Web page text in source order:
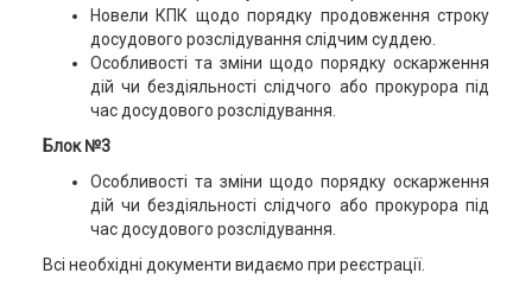
Новели КПК щодо порядку продовження строку
досудового розслідування слідчим суддею.
Особливості та зміни щодо порядку оскарження
дій чи бездіяльності слідчого або прокурора під
час досудового розслідування.
Блок №3
Особливості та зміни щодо порядку оскарження
дій чи бездіяльності слідчого або прокурора під
час досудового розслідування.
Всі необхідні документи видаємо при реєстрації.